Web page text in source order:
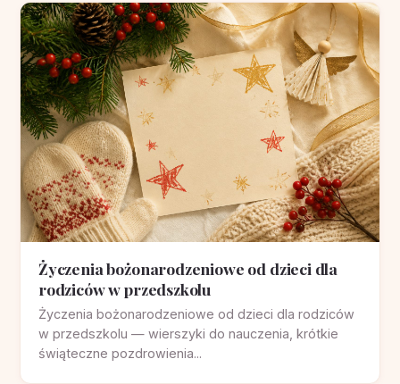
Życzenia bożonarodzeniowe od dzieci dla
rodziców w przedszkolu
Życzenia bożonarodzeniowe od dzieci dla rodziców
w przedszkolu — wierszyki do nauczenia, krótkie
świąteczne pozdrowienia...